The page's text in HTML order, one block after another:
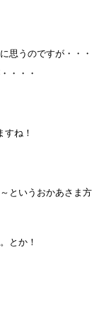
思うのですが・・・
・・・
すね！
というおかあさま方
とか！